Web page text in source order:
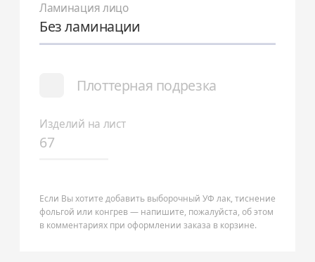
Ламинация лицо
Без ламинации
Плоттерная подрезка
Изделий на лист
Если Вы хотите добавить выборочный УФ лак, тиснение
фольгой или конгрев — напишите, пожалуйста, об этом
в комментариях при оформлении заказа в корзине.